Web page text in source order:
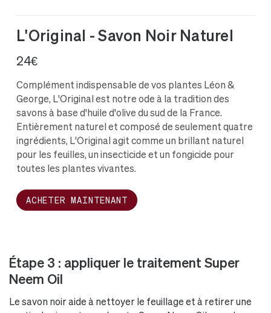
L'Original - Savon Noir Naturel
24€
Complément indispensable de vos plantes Léon &
George, L'Original est notre ode à la tradition des
savons à base d'huile d'olive du sud de la France.
Entièrement naturel et composé de seulement quatre
ingrédients, L'Original agit comme un brillant naturel
pour les feuilles, un insecticide et un fongicide pour
toutes les plantes vivantes.
ACHETER MAINTENANT
Étape 3 : appliquer le traitement Super
Neem Oil
Le savon noir aide à nettoyer le feuillage et à retirer une